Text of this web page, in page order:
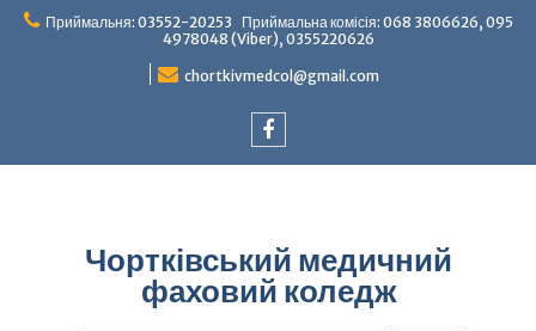
ПерейтиПриймальня: 03552-20253 Приймальна комісія: 068 3806626, 095
4978048 (Viber), 0355220626
chortkivmedcol@gmail.com
Чортківський медичний
фаховий коледж